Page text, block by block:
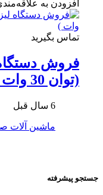
افزودن به
تماس بگیرید
فروش دستگاه
(توان 30 وات و 50 وات )
6 سال قبل
ماشین آلات
جستجو پیشرفته